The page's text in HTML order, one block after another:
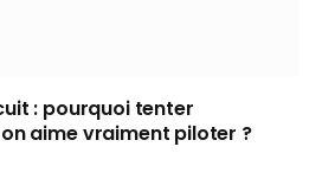
: pourquoi tenter
aime vraiment piloter ?